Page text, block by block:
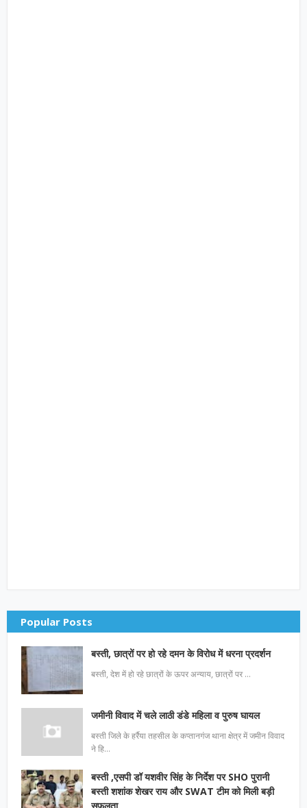
Popular Posts
बस्ती, छात्रों पर हो रहे दमन के विरोध में धरना प्रदर्शन
बस्ती, देश में हो रहे छात्रों के ऊपर अन्याय, छात्रों पर …
जमीनी विवाद में चले लाठी डंडे महिला व पुरुष घायल
बस्ती जिले के हर्रैया तहसील के कप्तानगंज थाना क्षेत्र में जमीन विवाद
ने हि…
बस्ती ,एसपी डॉ यशवीर सिंह के निर्देश पर SHO पुरानी
बस्ती शशांक शेखर राय और SWAT टीम को मिली बड़ी